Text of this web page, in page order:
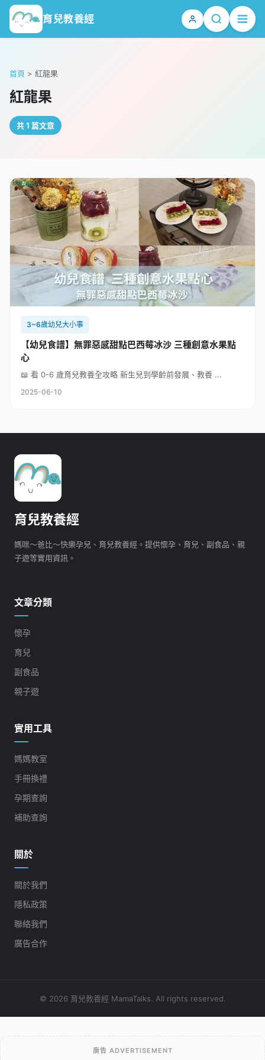
育兒教養經
首頁 > 紅龍果
紅龍果
共 1 篇文章
3~6歲幼兒大小事
【幼兒食譜】無罪惡感甜點巴西莓冰沙 三種創意水果點
心
📖 看 0-6 歲育兒教養全攻略 新生兒到學齡前發展、教養 ...
2025-06-10
育兒教養經
媽咪～爸比～快樂孕兒、育兒教養經。提供懷孕、育兒、副食品、親
子遊等實用資訊。
文章分類
懷孕
育兒
副食品
親子遊
實用工具
媽媽教室
手冊換禮
孕期查詢
補助查詢
關於
關於我們
隱私政策
聯絡我們
廣告合作
© 2026 育兒教養經 MamaTalks. All rights reserved.
廣告 ADVERTISEMENT